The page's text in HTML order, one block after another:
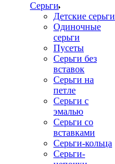
Серьги
Детские серьги
Одиночные
серьги
Пусеты
Серьги без
вставок
Серьги на
петле
Серьги с
эмалью
Серьги со
вставками
Серьги-кольца
Серьги-